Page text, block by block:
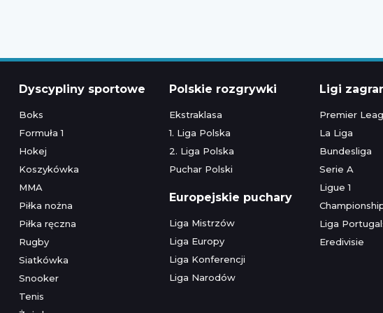
Dyscypliny sportowe
Boks
Formuła 1
Hokej
Koszykówka
MMA
Piłka nożna
Piłka ręczna
Rugby
Siatkówka
Snooker
Tenis
Polskie rozgrywki
Ekstraklasa
1. Liga Polska
2. Liga Polska
Puchar Polski
Europejskie puchary
Liga Mistrzów
Liga Europy
Liga Konferencji
Liga Narodów
Ligi
Premier
La Liga
Bundesliga
Serie A
Ligue 1
Liga
Eredivisie